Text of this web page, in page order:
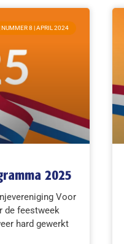
8 | APRIL 2024
2025
Voor
de feestweek
hard gewerkt